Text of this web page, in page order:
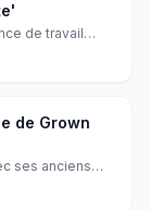
de travail
de la
a changé sa vie
de Grown
ses anciens
3. La
a